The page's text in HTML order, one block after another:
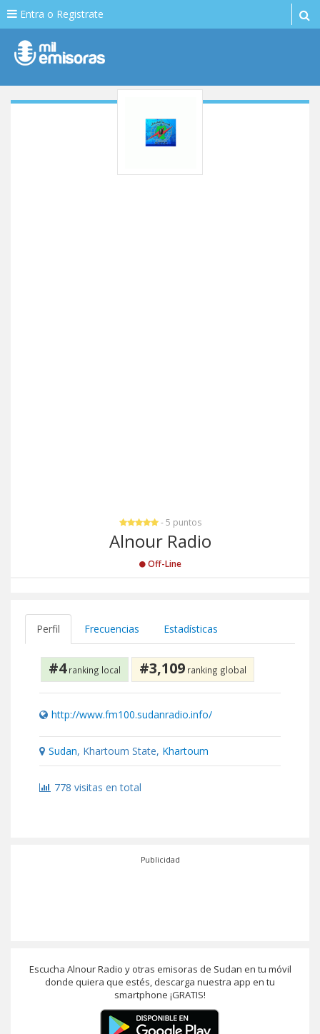
Entra o Registrate
- 5 puntos
Alnour Radio
Off-Line
Perfil Frecuencias Estadísticas
#4ranking local #3,109 ranking global
http://www.fm100.sudanradio.info/
Sudan, Khartoum State, Khartoum
778 visitas en total
Publicidad
Escucha Alnour Radio y otras emisoras de Sudan en tu móvil
donde quiera que estés, descarga nuestra app en tu
smartphone ¡GRATIS!